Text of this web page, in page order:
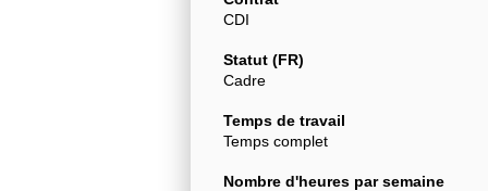
CDI
Statut (FR)
Cadre
Temps de travail
Temps complet
Nombre d'heures par semaine